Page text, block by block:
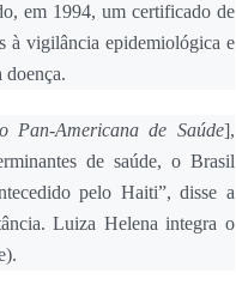
em 1994, um certificado de
à vigilância epidemiológica e
doença.
Pan-Americana de Saúde],
de saúde, o Brasil
pelo Haiti”, disse a
Luiza Helena integra o